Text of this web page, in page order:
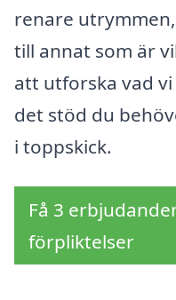
renare
till annat som är
att utforska vad
det stöd du
i toppskick.
Få 3
förpliktelser